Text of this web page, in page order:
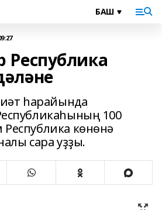
Республика
һарайында
100
көнөнә
сара уҙҙы.